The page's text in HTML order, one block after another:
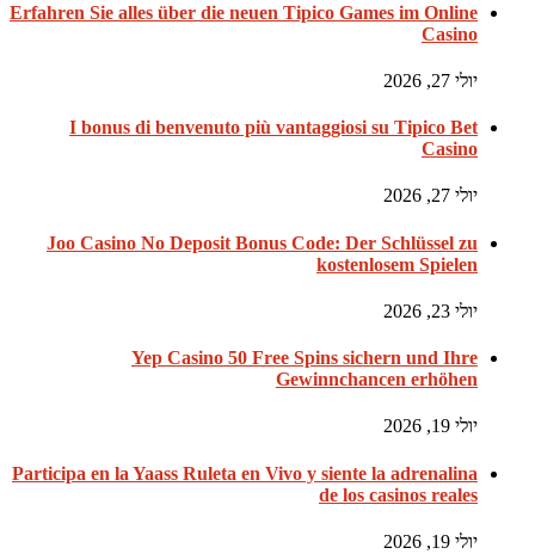
Erfahren Sie alles über die neuen Tipico Games im Online
Casino
יולי 27, 2026
I bonus di benvenuto più vantaggiosi su Tipico Bet
Casino
יולי 27, 2026
Joo Casino No Deposit Bonus Code: Der Schlüssel zu
kostenlosem Spielen
יולי 23, 2026
Yep Casino 50 Free Spins sichern und Ihre
Gewinnchancen erhöhen
יולי 19, 2026
Participa en la Yaass Ruleta en Vivo y siente la adrenalina
de los casinos reales
יולי 19, 2026